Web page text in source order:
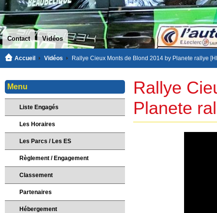
Contact Vidéos
Accueil Vidéos Rallye Cieux Monts de Blond 2014 by Planete rallye
Rallye
Planete
Menu
Liste Engagés
Les Horaires
Les Parcs / Les ES
Règlement / Engagement
Classement
Partenaires
Hébergement